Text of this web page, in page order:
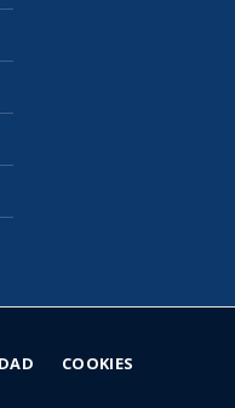
COOKIES